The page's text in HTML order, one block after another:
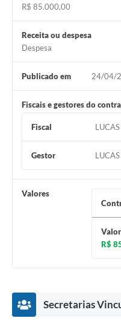
R$ 85.000,00
Receita ou despesa
Despesa
Publicado em 24/04/
Fiscais e gestores do
Fiscal
Gestor
Valores
R$
Secretarias